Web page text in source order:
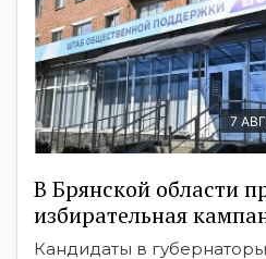
7
В Брянской области
избирательная
Кандидаты в